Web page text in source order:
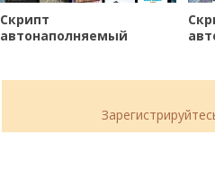
Скрипт
автонаполняемый